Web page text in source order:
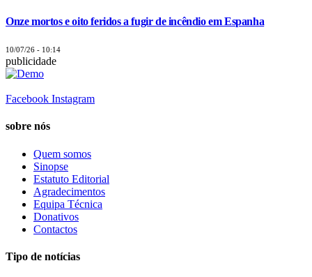
Onze mortos e oito feridos a fugir de incêndio em Espanha
10/07/26 - 10:14
publicidade
Facebook Instagram
sobre nós
Quem somos
Sinopse
Estatuto Editorial
Agradecimentos
Equipa Técnica
Donativos
Contactos
Tipo de notícias